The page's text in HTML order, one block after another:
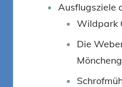
Ausflugsziele
Wildpark
Die